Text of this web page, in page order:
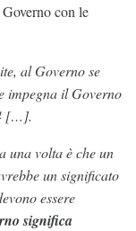
con le
al Governo se
impegna il Governo
[…].
una volta è che un
un significato
essere
significa